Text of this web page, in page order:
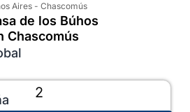
Aires- Chascomús
de los Búhos
Chascomús